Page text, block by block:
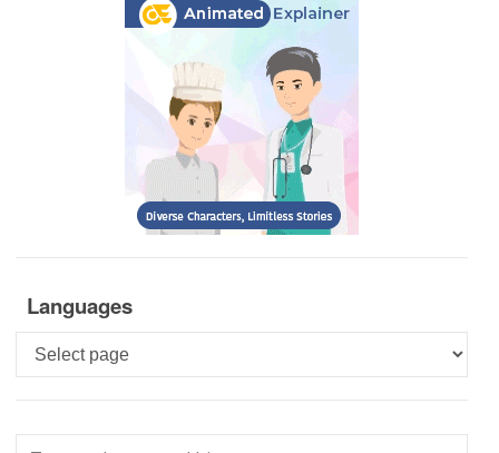
Languages
Languages